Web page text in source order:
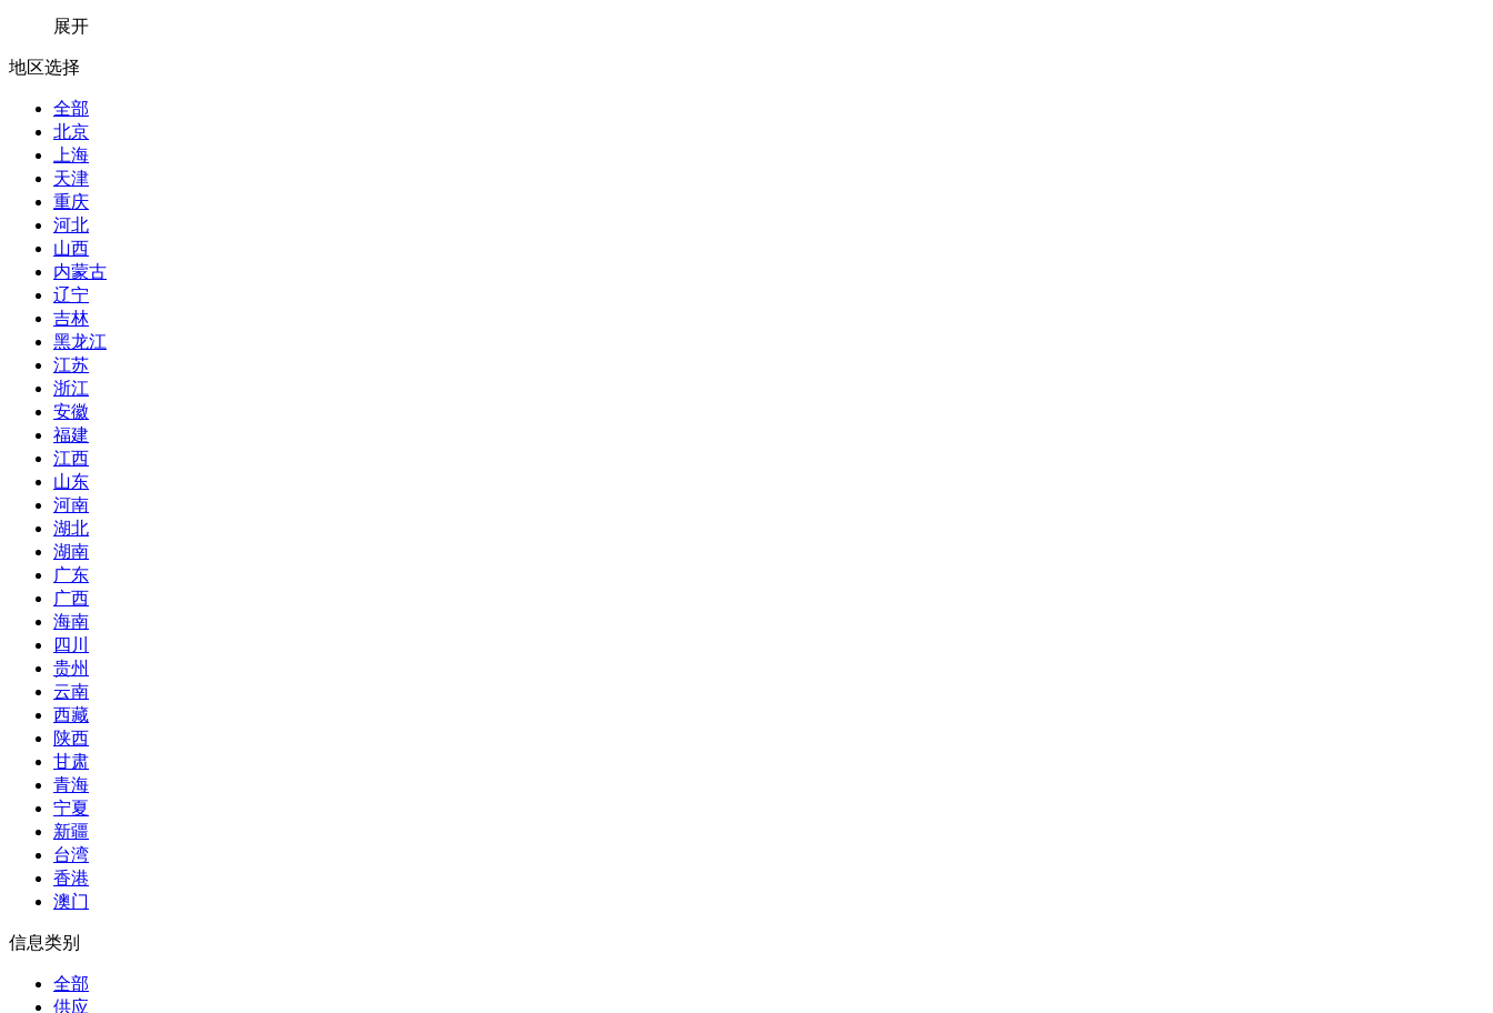
展开
地区选择
全部
北京
上海
天津
重庆
河北
山西
内蒙古
辽宁
吉林
黑龙江
江苏
浙江
安徽
福建
江西
山东
河南
湖北
湖南
广东
广西
海南
四川
贵州
云南
西藏
陕西
甘肃
青海
宁夏
新疆
台湾
香港
澳门
信息类别
全部
供应